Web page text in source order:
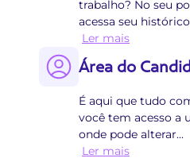
trabalho? No seu
acessa seu
Ler mais
Área do
É aqui que tudo
você tem acesso a
onde pode alterar...
Ler mais